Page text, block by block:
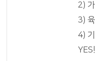
2)
3)
4)
YES!